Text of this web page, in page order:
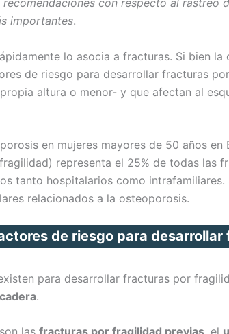
importantes.
lo asocia a fracturas. Si bien
de riesgo para desarrollar fracturas
altura o menor- y que afectan al
en mujeres mayores de 50 años
representa el 25% de todas las
tanto hospitalarios como intrafamiliares.
relacionados a la osteoporosis.
de riesgo para
para desarrollar fracturas por
.